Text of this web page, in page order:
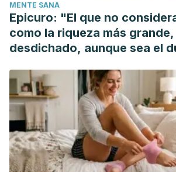
MENTE SANA
Epicuro: "El que no
como la riqueza más grande,
desdichado, aunque sea el